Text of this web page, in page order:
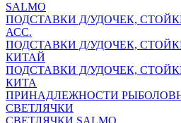
SALMO
ПОДСТАВКИ Д/УДОЧЕК,
АСС.
ПОДСТАВКИ Д/УДОЧЕК,
КИТАЙ
ПОДСТАВКИ Д/УДОЧЕК,
КИТА
ПРИНАДЛЕЖНОСТИ
СВЕТЛЯЧКИ
СВЕТЛЯЧКИ SALMO